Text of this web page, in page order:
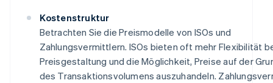
Kostenstruktur
Betrachten Sie die Preismodelle von ISOs und
Zahlungsvermittlern. ISOs bieten oft mehr Flexibilität
Preisgestaltung und die Möglichkeit, Preise auf der
des Transaktionsvolumens auszuhandeln.